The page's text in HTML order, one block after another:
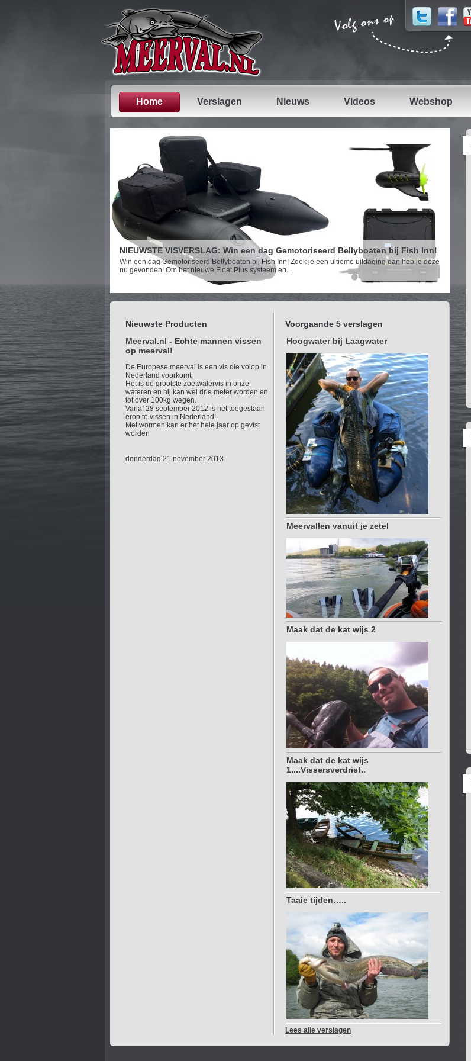
Home Verslagen Nieuws Videos Webshop
NIEUWSTE VISVERSLAG: Win een dag Gemotoriseerd Bellyboaten bij Fish Inn!
Win een dag Gemotoriseerd Bellyboaten bij Fish Inn! Zoek je een ultieme uitdaging dan heb je deze
nu gevonden! Om het nieuwe Float Plus systeem en...
Nieuwste Producten
Meerval.nl - Echte mannen vissen
op meerval!
De Europese meerval is een vis die volop in
Nederland voorkomt.
Het is de grootste zoetwatervis in onze
wateren en hij kan wel drie meter worden en
tot over 100kg wegen.
Vanaf 28 september 2012 is het toegestaan
erop te vissen in Nederland!
Met wormen kan er het hele jaar op gevist
worden
donderdag 21 november 2013
Voorgaande 5 verslagen
Hoogwater bij Laagwater
Meervallen vanuit je zetel
Maak dat de kat wijs 2
Maak dat de kat wijs
1....Vissersverdriet..
Taaie tijden…..
Lees alle verslagen